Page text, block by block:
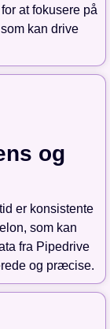
at fokusere på
kan drive
og
er konsistente
som kan
fra Pipedrive
og præcise.